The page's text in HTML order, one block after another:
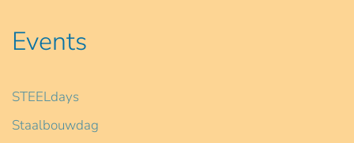
Events
STEELdays
Staalbouwdag